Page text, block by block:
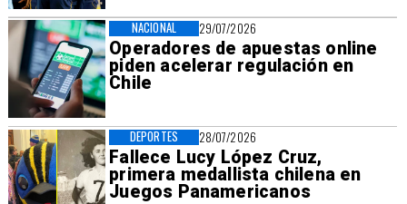
29/07/2026
Operadores de apuestas online
piden acelerar regulación en
Chile
NACIONAL
28/07/2026
Fallece Lucy López Cruz,
primera medallista chilena en
Juegos Panamericanos
DEPORTES